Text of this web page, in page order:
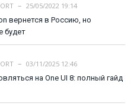
25/05/2022 19:14
вернется в Россию, но
будет
03/11/2025 12:46
на One UI 8: полный гайд